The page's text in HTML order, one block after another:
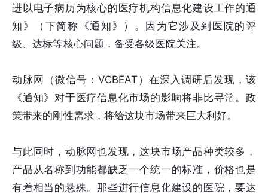
进以电子病历为核心的医疗机构信息化建设工作的通
知》（下简称《通知》）。因为它涉及到医院的评
级、达标等核心问题，备受各级医院关注。
动脉网（微信号：VCBEAT）在深入调研后发现，该
《通知》对于医疗信息化市场的影响将非比寻常。政
策带来的刚性需求，将给这块市场带来巨大利好。
与此同时，动脉网也发现，这块市场产品种类较多，
产品从名称到功能都缺乏一个统一的标准，价格也是
有着相当的悬殊。那些进行信息化建设的医院，要达